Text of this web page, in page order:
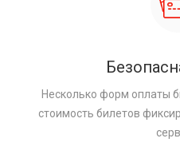
Несколько форм оплаты
стоимость билетов